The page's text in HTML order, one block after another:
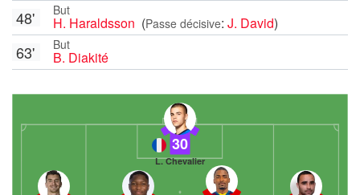
But
H. Haraldsson (Passe décisive: J. David)
48'
But
B. Diakité
63'
30
L. Chevalier